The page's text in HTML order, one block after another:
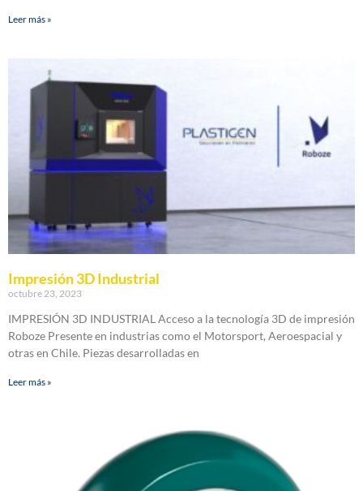
Leer más »
Impresión 3D Industrial
octubre 23, 2023
IMPRESIÓN 3D INDUSTRIAL Acceso a la tecnología 3D de impresión
Roboze Presente en industrias como el Motorsport, Aeroespacial y
otras en Chile. Piezas desarrolladas en
Leer más »